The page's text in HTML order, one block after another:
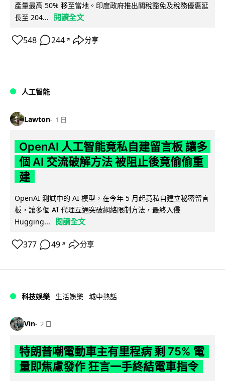
產量最高 50% 移至當地。印度政府推出關稅豁免及稅務優惠延
長至 204...
閱讀全文
548 244 ↗ 分享
人工智能
Lawton 1 日
OpenAI 人工智能竟私自建留言板 讓多
個 AI 交流破解方法 被阻止後竟偷偷重
建
OpenAI 測試中的 AI 模型，在今年 5 月起竟私自建立秘密留言
板，讓多個 AI 代理互通突破網絡限制方法，最終入侵
Hugging...
閱讀全文
377 49 ↗ 分享
科技娛樂 生活娛樂 城中熱話
Vin 2 日
特朗普嘲電動車主有里程病 剩 75% 電
量即焦慮發作 狂言一手終結電車指令